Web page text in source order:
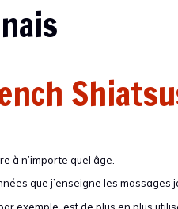
à n’importe quel âge.
que j’enseigne les massages
exemple, est de plus en plus